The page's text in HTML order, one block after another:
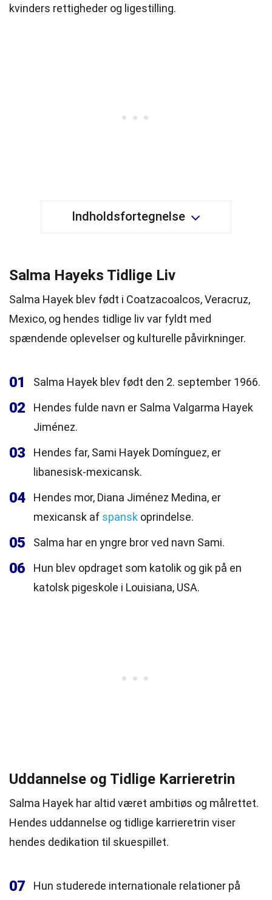
kvinders rettigheder og ligestilling.
Indholdsfortegnelse
Salma Hayeks Tidlige Liv
Salma Hayek blev født i Coatzacoalcos, Veracruz,
Mexico, og hendes tidlige liv var fyldt med
spændende oplevelser og kulturelle påvirkninger.
01 Salma Hayek blev født den 2. september 1966.
02
Hendes fulde navn er Salma Valgarma Hayek
Jiménez.
03
Hendes far, Sami Hayek Domínguez, er
libanesisk-mexicansk.
04
Hendes mor, Diana Jiménez Medina, er
mexicansk af spansk oprindelse.
05 Salma har en yngre bror ved navn Sami.
06
Hun blev opdraget som katolik og gik på en
katolsk pigeskole i Louisiana, USA.
Uddannelse og Tidlige Karrieretrin
Salma Hayek har altid været ambitiøs og målrettet.
Hendes uddannelse og tidlige karrieretrin viser
hendes dedikation til skuespillet.
07
Hun studerede internationale relationer på